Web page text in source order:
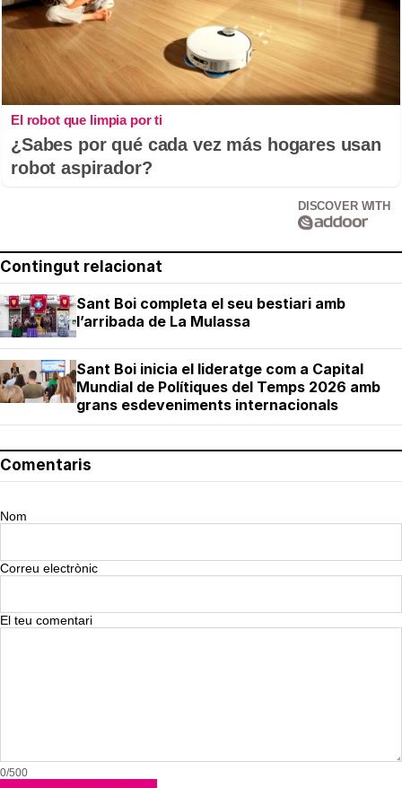
El robot que limpia por ti
¿Sabes por qué cada vez más hogares usan
robot aspirador?
DISCOVER WITH
Contingut relacionat
Sant Boi completa el seu bestiari amb
l’arribada de La Mulassa
Sant Boi inicia el lideratge com a Capital
Mundial de Polítiques del Temps 2026 amb
grans esdeveniments internacionals
Comentaris
Nom
Correu electrònic
El teu comentari
0/500